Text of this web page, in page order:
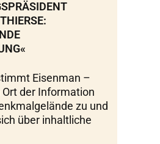
Eisenman –
der Information
zu und
über inhaltliche